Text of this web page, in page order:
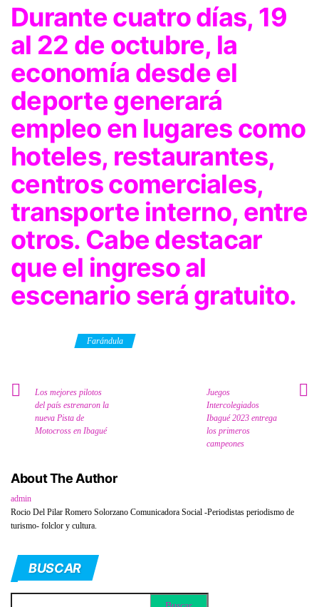
Durante cuatro días, 19
al 22 de octubre, la
economía desde el
deporte generará
empleo en lugares como
hoteles, restaurantes,
centros comerciales,
transporte interno, entre
otros. Cabe destacar
que el ingreso al
escenario será gratuito.
Farándula
Los mejores pilotos
del país estrenaron la
nueva Pista de
Motocross en Ibagué
Juegos
Intercolegiados
Ibagué 2023 entrega
los primeros
campeones
About The Author
admin
Rocio Del Pilar Romero Solorzano Comunicadora Social -Periodistas periodismo de
turismo- folclor y cultura.
BUSCAR